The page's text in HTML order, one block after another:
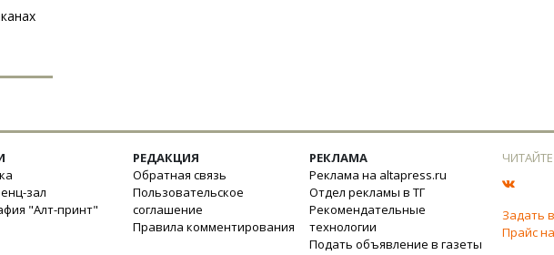
зал
"Алт-принт"
РЕДАКЦИЯ
Обратная связь
Пользовательское
соглашение
Правила комментирования
РЕКЛАМА
Реклама на altapress.ru
Отдел рекламы в ТГ
Рекомендательные
технологии
Подать объявление в газеты
Задать
Прайс